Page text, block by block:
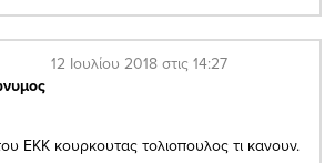
12 Ιουλίου 2018 στις 14:27
ΕΚΚ κουρκουτας τολιοπουλος τι κανουν.